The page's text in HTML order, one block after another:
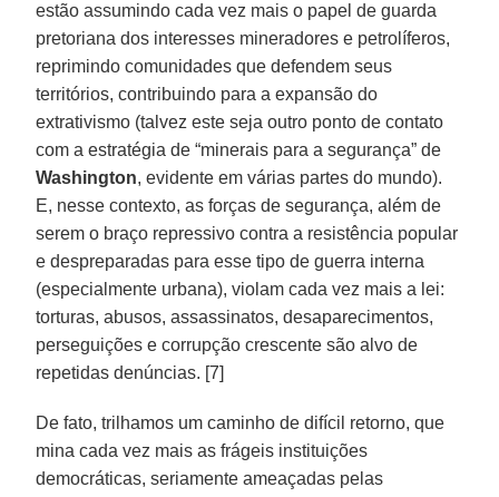
estão assumindo cada vez mais o papel de guarda
pretoriana dos interesses mineradores e petrolíferos,
reprimindo comunidades que defendem seus
territórios, contribuindo para a expansão do
extrativismo (talvez este seja outro ponto de contato
com a estratégia de “minerais para a segurança” de
Washington, evidente em várias partes do mundo).
E, nesse contexto, as forças de segurança, além de
serem o braço repressivo contra a resistência popular
e despreparadas para esse tipo de guerra interna
(especialmente urbana), violam cada vez mais a lei:
torturas, abusos, assassinatos, desaparecimentos,
perseguições e corrupção crescente são alvo de
repetidas denúncias. [7]
De fato, trilhamos um caminho de difícil retorno, que
mina cada vez mais as frágeis instituições
democráticas, seriamente ameaçadas pelas